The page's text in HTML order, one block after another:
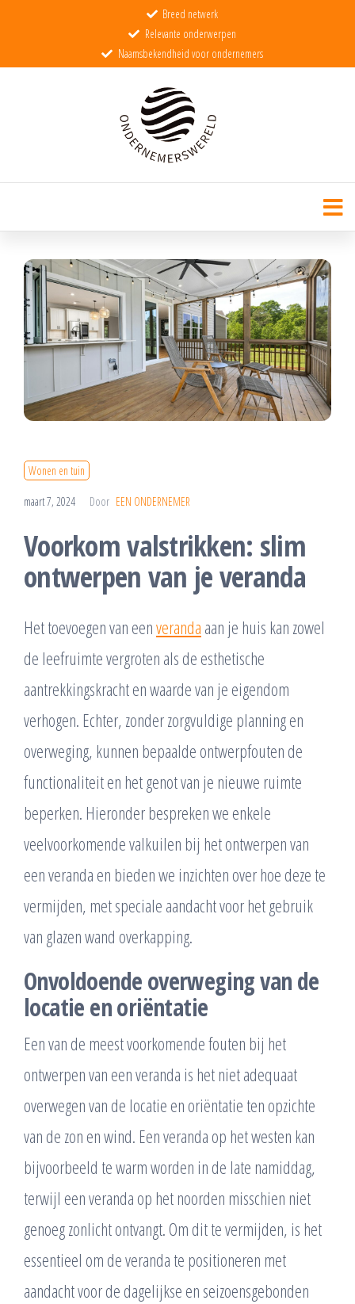
Breed netwerk
Relevante onderwerpen
Naamsbekendheid voor ondernemers
OndernemerswereldDe wereld voor echte ondernemers
Wonen en tuin
maart 7, 2024 Door EEN ONDERNEMER
Voorkom valstrikken: slim
ontwerpen van je veranda
Het toevoegen van eenveranda aan je huis kan zowel
de leefruimte vergroten als de esthetische
aantrekkingskracht en waarde van je eigendom
verhogen. Echter, zonder zorgvuldige planning en
overweging, kunnen bepaalde ontwerpfouten de
functionaliteit en het genot van je nieuwe ruimte
beperken. Hieronder bespreken we enkele
veelvoorkomende valkuilen bij het ontwerpen van
een veranda en bieden we inzichten over hoe deze te
vermijden, met speciale aandacht voor het gebruik
van glazen wand overkapping.
Onvoldoende overweging van de
locatie en oriëntatie
Een van de meest voorkomende fouten bij het
ontwerpen van een veranda is het niet adequaat
overwegen van de locatie en oriëntatie ten opzichte
van de zon en wind. Een veranda op het westen kan
bijvoorbeeld te warm worden in de late namiddag,
terwijl een veranda op het noorden misschien niet
genoeg zonlicht ontvangt. Om dit te vermijden, is het
essentieel om de veranda te positioneren met
aandacht voor de dagelijkse en seizoensgebonden